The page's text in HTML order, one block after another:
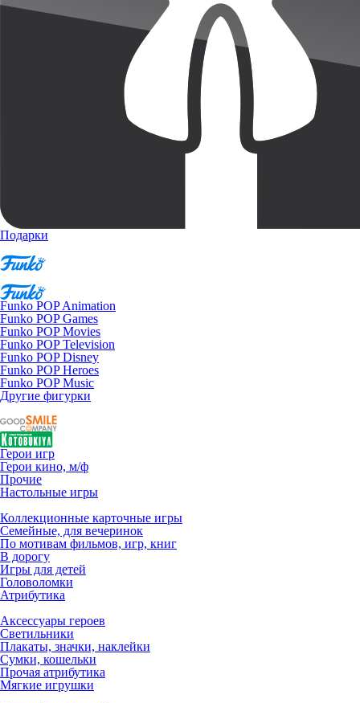
Подарки
Funko POP Animation
Funko POP Games
Funko POP Movies
Funko POP Television
Funko POP Disney
Funko POP Heroes
Funko POP Music
Другие фигурки
Герои игр
Герои кино, м/ф
Прочие
Настольные игры
Коллекционные карточные игры
Семейные, для вечеринок
По мотивам фильмов, игр, книг
В дорогу
Игры для детей
Головоломки
Атрибутика
Аксессуары героев
Светильники
Плакаты, значки, наклейки
Сумки, кошельки
Прочая атрибутика
Мягкие игрушки